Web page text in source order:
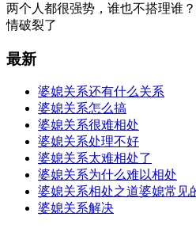
两个人都很强势，谁也不搭理谁
情破裂了
最新
婆媳关系还有什么关系
婆媳关系怎么搞
婆媳关系很难相处
婆媳关系处理不好
婆媳关系太难相处了
婆媳关系为什么难以相处
婆媳关系相处之道婆媳常见
婆媳关系解决